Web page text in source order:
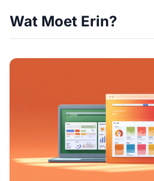
Wat Moet Erin?